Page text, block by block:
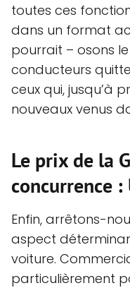
toutes ces
dans un format
pourrait – osons
conducteurs
ceux qui, jusqu’à
nouveaux venus
Le prix de la
concurrence
Enfin, arrêtons-
aspect
voiture.
particulièrement